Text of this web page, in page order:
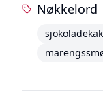
Nøkkelord